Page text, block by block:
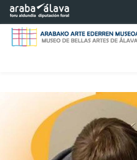
Eduki nagusira joan